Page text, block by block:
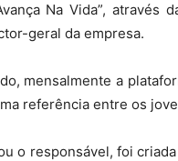
Na Vida”, através
geral da empresa.
mensalmente a
referência entre os
o responsável, foi